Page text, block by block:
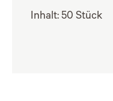
Inhalt: 50 Stück